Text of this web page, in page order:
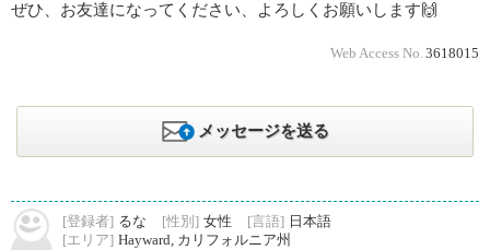
ぜひ、お友達になってください、よろしくお願いします🙌
Web Access No. 3618015
メッセージを送る
[登録者] るな [性別] 女性 [言語] 日本語
[エリア] Hayward, カリフォルニア州